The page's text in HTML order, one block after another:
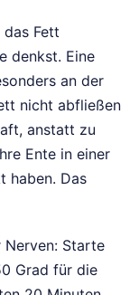
Fett
denkst. Eine
an der
nicht abfließen
anstatt zu
Ente in einer
haben. Das
Starte
Grad für die